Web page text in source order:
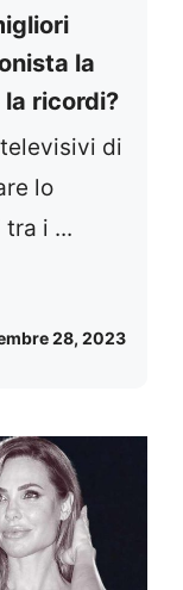
la
la ricordi?
di
lo
i ...
28, 2023